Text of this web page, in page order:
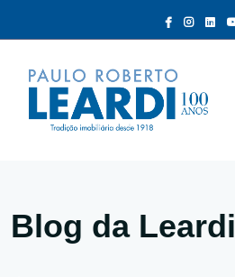
Blog da Leardi